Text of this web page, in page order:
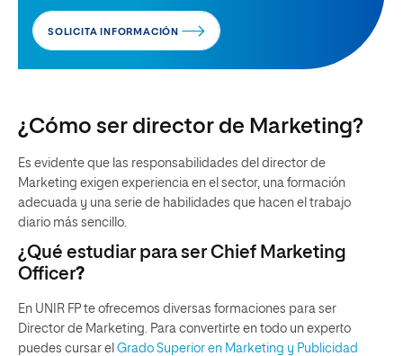
SOLICITA INFORMACIÓN
¿Cómo ser director de Marketing?
Es evidente que las responsabilidades del director de
Marketing exigen experiencia en el sector, una formación
adecuada y una serie de habilidades que hacen el trabajo
diario más sencillo.
¿Qué estudiar para ser Chief Marketing
Officer?
En UNIR FP te ofrecemos diversas formaciones para ser
Director de Marketing. Para convertirte en todo un experto
puedes cursar el Grado Superior en Marketing y Publicidad